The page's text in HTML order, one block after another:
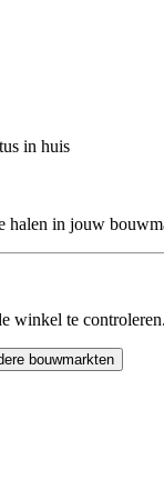
in huis
halen in jouw
winkel te controleren.
bouwmarkten